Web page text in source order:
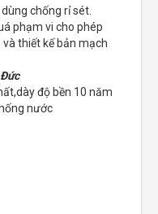
chống rỉ sét.
phạm vi cho phép
thiết kế bản mạch
độ bền 10 năm
nước